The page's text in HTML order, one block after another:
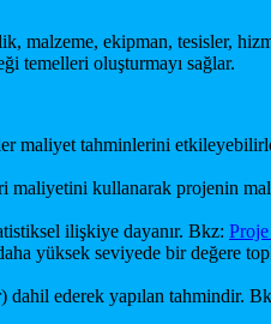
malzeme, ekipman, tesisler,
temelleri oluşturmayı sağlar.
maliyet tahminlerini
maliyetini kullanarak projenin
ilişkiye dayanır. Bkz:
yüksek seviyede bir değere
ederek yapılan tahmindir.